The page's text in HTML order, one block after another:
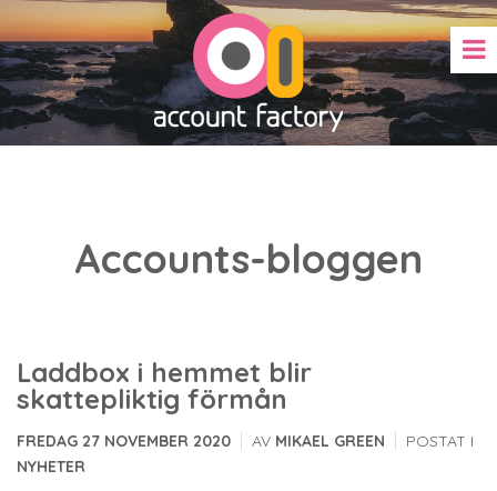
Accounts-bloggen
Laddbox i hemmet blir
skattepliktig förmån
FREDAG 27 NOVEMBER 2020 AV MIKAEL GREEN
POSTAT I
NYHETER